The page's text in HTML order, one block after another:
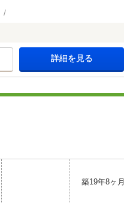
詳細を見る
築19年8ヶ月